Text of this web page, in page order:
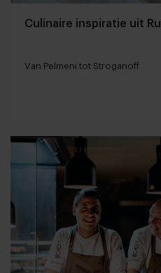
Culinaire inspiratie uit
Van Pelmeni tot Stroganoff